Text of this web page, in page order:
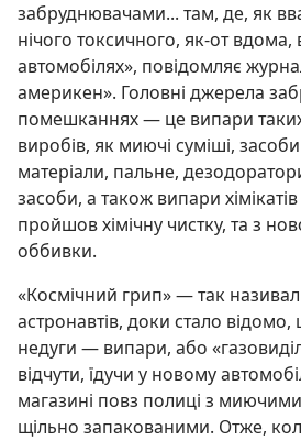
забруднювачами... там, де, як
нічого токсичного, як-от вдома,
автомобілях», повідомляє
америкен». Головні джерела
помешканнях — це випари
виробів, як миючі суміші, засоби
матеріали, пальне,
засоби, а також випари
пройшов хімічну чистку, та з
оббивки.
«Космічний грип» — так
астронавтів, доки стало відомо,
недуги — випари, або
відчути, їдучи у новому
магазині повз полиці з
щільно запакованими. Отже,